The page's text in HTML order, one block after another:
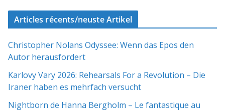
Articles récents/neuste Artikel
Christopher Nolans Odyssee: Wenn das Epos den
Autor herausfordert
Karlovy Vary 2026: Rehearsals For a Revolution – Die
Iraner haben es mehrfach versucht
Nightborn de Hanna Bergholm – Le fantastique au